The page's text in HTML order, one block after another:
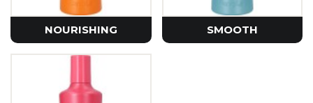
NOURISHING SMOOTH